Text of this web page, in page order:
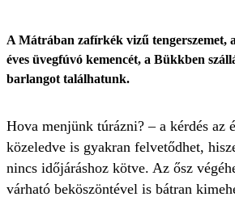
A Mátrában zafírkék vizű tengerszemet,
éves üvegfúvó kemencét, a Bükkben
barlangot találhatunk.
Hova menjünk túrázni? – a kérdés az
közeledve is gyakran felvetődhet,
nincs időjáráshoz kötve. Az ősz
várható beköszöntével is bátran